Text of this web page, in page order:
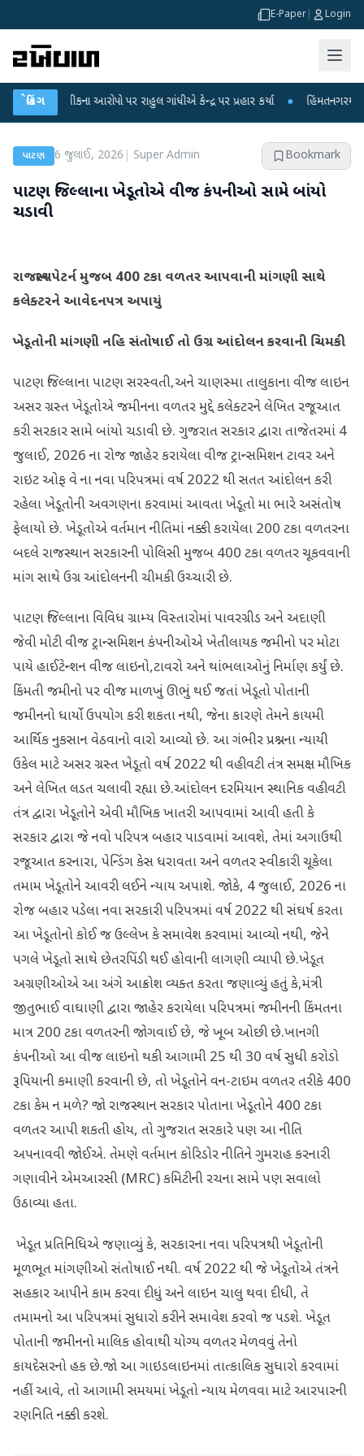
E-Paper Login
બ્રેકિંગ
લીકના આરોપો પર રાહુલ ગાંધીએ કેન્દ્ર પર પ્રહાર કર્યા ● હિંમતનગરમાં રહસ્યમય
પાટણ 6 જુલાઈ, 2026 Super Admin Bookmark
પાટણ જિલ્લાના ખેડૂતોએ વીજ કંપનીઓ સામે બાંયો
ચડાવી
રાજસ્થાન પેટર્ન મુજબ 400 ટકા વળતર આપવાની માંગણી સાથે
કલેક્ટરને આવેદનપત્ર અપાયું
ખેડૂતોની માંગણી નહિ સંતોષાઈ તો ઉગ્ર આંદોલન કરવાની ચિમકી
પાટણ જિલ્લાના પાટણ સરસ્વતી,અને ચાણસ્મા તાલુકાના વીજ લાઇન
અસર ગ્રસ્ત ખેડૂતોએ જમીનના વળતર મુદ્દે કલેક્ટરને લેખિત રજૂઆત
કરી સરકાર સામે બાંયો ચડાવી છે. ગુજરાત સરકાર દ્વારા તાજેતરમાં 4
જુલાઈ, 2026 ના રોજ જાહેર કરાયેલા વીજ ટ્રાન્સમિશન ટાવર અને
રાઇટ ઓફ વે ના નવા પરિપત્રમાં વર્ષ 2022 થી સતત આંદોલન કરી
રહેલા ખેડૂતોની અવગણના કરવામાં આવતા ખેડૂતો મા ભારે અસંતોષ
ફેલાયો છે. ખેડૂતોએ વર્તમાન નીતિમાં નક્કી કરાયેલા 200 ટકા વળતરના
બદલે રાજસ્થાન સરકારની પોલિસી મુજબ 400 ટકા વળતર ચૂકવવાની
માંગ સાથે ઉગ્ર આંદોલનની ચીમકી ઉચ્ચારી છે.
પાટણ જિલ્લાના વિવિધ ગ્રામ્ય વિસ્તારોમાં પાવરગ્રીડ અને અદાણી
જેવી મોટી વીજ ટ્રાન્સમિશન કંપનીઓએ ખેતીલાયક જમીનો પર મોટા
પાયે હાઈટેન્શન વીજ લાઇનો,ટાવરો અને થાંભલાઓનું નિર્માણ કર્યું છે.
કિંમતી જમીનો પર વીજ માળખું ઊભું થઈ જતાં ખેડૂતો પોતાની
જમીનનો ધાર્યો ઉપયોગ કરી શકતા નથી, જેના કારણે તેમને કાયમી
આર્થિક નુકસાન વેઠવાનો વારો આવ્યો છે. આ ગંભીર પ્રશ્નના ન્યાયી
ઉકેલ માટે અસર ગ્રસ્ત ખેડૂતો વર્ષ 2022 થી વહીવટી તંત્ર સમક્ષ મૌખિક
અને લેખિત લડત ચલાવી રહ્યા છે.આંદોલન દરમિયાન સ્થાનિક વહીવટી
તંત્ર દ્વારા ખેડૂતોને એવી મૌખિક ખાતરી આપવામાં આવી હતી કે
સરકાર દ્વારા જે નવો પરિપત્ર બહાર પાડવામાં આવશે, તેમાં અગાઉથી
રજૂઆત કરનારા, પેન્ડિંગ કેસ ધરાવતા અને વળતર સ્વીકારી ચૂકેલા
તમામ ખેડૂતોને આવરી લઈને ન્યાય અપાશે. જોકે, 4 જુલાઈ, 2026 ના
રોજ બહાર પડેલા નવા સરકારી પરિપત્રમાં વર્ષ 2022 થી સંઘર્ષ કરતા
આ ખેડૂતોનો કોઈ જ ઉલ્લેખ કે સમાવેશ કરવામાં આવ્યો નથી, જેને
પગલે ખેડૂતો સાથે છેતરપિંડી થઈ હોવાની લાગણી વ્યાપી છે.ખેડૂત
અગ્રણીઓએ આ અંગે આક્રોશ વ્યક્ત કરતા જણાવ્યું હતું કે,મંત્રી
જીતુભાઈ વાઘાણી દ્વારા જાહેર કરાયેલા પરિપત્રમાં જમીનની કિંમતના
માત્ર 200 ટકા વળતરની જોગવાઈ છે, જે ખૂબ ઓછી છે.ખાનગી
કંપનીઓ આ વીજ લાઇનો થકી આગામી 25 થી 30 વર્ષ સુધી કરોડો
રૂપિયાની કમાણી કરવાની છે, તો ખેડૂતોને વન-ટાઇમ વળતર તરીકે 400
ટકા કેમ ન મળે? જો રાજસ્થાન સરકાર પોતાના ખેડૂતોને 400 ટકા
વળતર આપી શકતી હોય, તો ગુજરાત સરકારે પણ આ નીતિ
અપનાવવી જોઈએ. તેમણે વર્તમાન કોરિડોર નીતિને ગુમરાહ કરનારી
ગણાવીને એમઆરસી (MRC) કમિટીની રચના સામે પણ સવાલો
ઉઠાવ્યા હતા.
ખેડૂત પ્રતિનિધિએ જણાવ્યું કે, સરકારના નવા પરિપત્રથી ખેડૂતોની
મૂળભૂત માંગણીઓ સંતોષાઈ નથી. વર્ષ 2022 થી જે ખેડૂતોએ તંત્રને
સહકાર આપીને કામ કરવા દીધું અને લાઇન ચાલુ થવા દીધી, તે
તમામનો આ પરિપત્રમાં સુધારો કરીને સમાવેશ કરવો જ પડશે. ખેડૂત
પોતાની જમીનનો માલિક હોવાથી યોગ્ય વળતર મેળવવું તેનો
કાયદેસરનો હક છે.જો આ ગાઇડલાઇનમાં તાત્કાલિક સુધારો કરવામાં
નહીં આવે, તો આગામી સમયમાં ખેડૂતો ન્યાય મેળવવા માટે આરપારની
રણનિતિ નક્કી કરશે.